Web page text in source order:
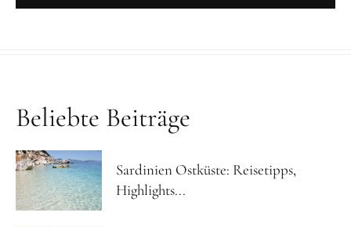
Beliebte Beiträge
Sardinien Ostküste: Reisetipps,
Highlights...